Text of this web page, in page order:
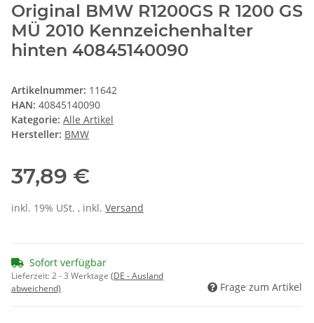
Original BMW R1200GS R 1200 GS
MÜ 2010 Kennzeichenhalter
hinten 40845140090
Artikelnummer: 11642
HAN: 40845140090
Kategorie: Alle Artikel
Hersteller: BMW
37,89 €
inkl. 19% USt. , inkl. Versand
Sofort verfügbar
Lieferzeit:2 - 3 Werktage (DE - Ausland
abweichend)
Frage zum Artikel